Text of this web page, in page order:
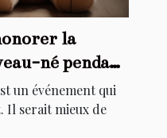
la
né pendant
un événement qui
Il serait mieux de